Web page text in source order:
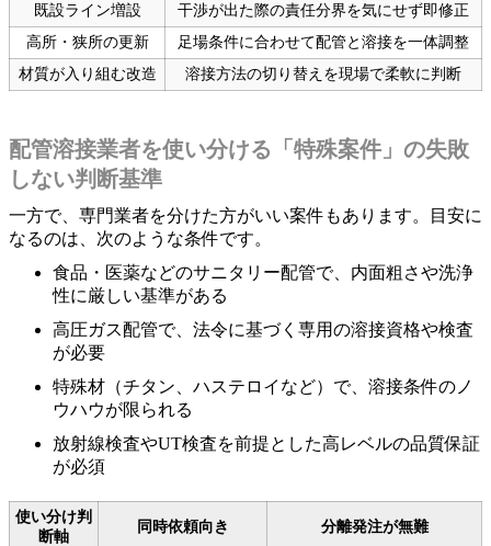
既設ライン増設
干渉が出た際の責任分界を気にせず即修正
高所・狭所の更新
足場条件に合わせて配管と溶接を一体調整
材質が入り組む改造
溶接方法の切り替えを現場で柔軟に判断
配管溶接業者を使い分ける「特殊案件」の失敗
しない判断基準
一方で、専門業者を分けた方がいい案件もあります。目安に
なるのは、次のような条件です。
食品・医薬などのサニタリー配管で、内面粗さや洗浄
性に厳しい基準がある
高圧ガス配管で、法令に基づく専用の溶接資格や検査
が必要
特殊材（チタン、ハステロイなど）で、溶接条件のノ
ウハウが限られる
放射線検査やUT検査を前提とした高レベルの品質保証
が必須
使い分け判
断軸
同時依頼向き 分離発注が無難